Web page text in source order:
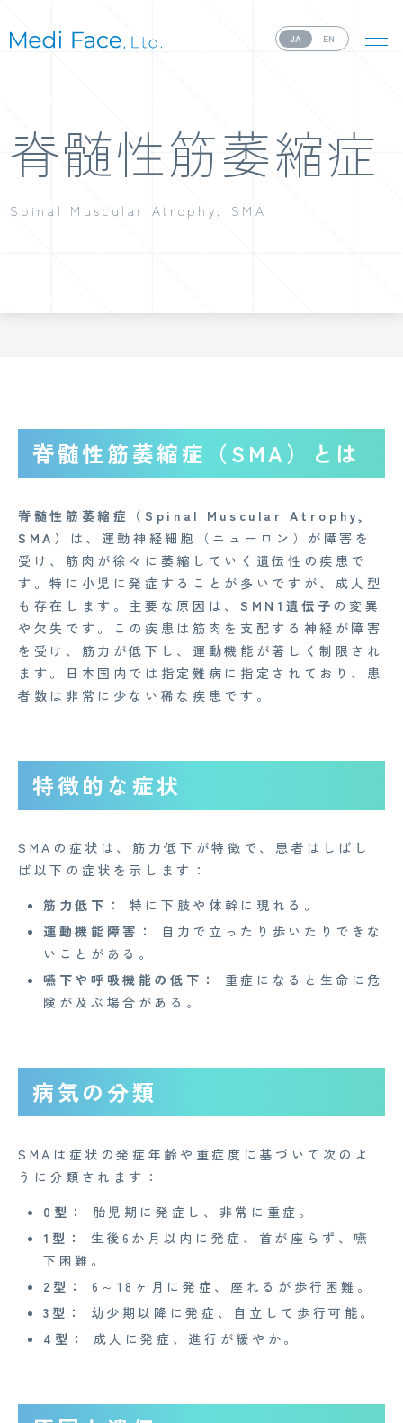
脊髄性筋萎縮症
Spinal Muscular Atrophy, SMA
脊髄性筋萎縮症（SMA）とは
脊髄性筋萎縮症（Spinal Muscular Atrophy,
SMA）
は、運動神経細胞（ニューロン）が障害を
受け、筋肉が徐々に萎縮していく遺伝性の疾患で
す。特に小児に発症することが多いですが、成人型
も存在します。主要な原因は、 SMN1遺伝子 の変異
や欠失です。この疾患は筋肉を支配する神経が障害
を受け、筋力が低下し、運動機能が著しく制限され
ます。日本国内では指定難病に指定されており、患
者数は非常に少ない稀な疾患です。
特徴的な症状
SMAの症状は、筋力低下が特徴で、患者はしばし
ば以下の症状を示します：
筋力低下：
特に下肢や体幹に現れる。
運動機能障害：
自力で立ったり歩いたりできな
いことがある。
嚥下や呼吸機能の低下：
重症になると生命に危
険が及ぶ場合がある。
病気の分類
SMAは症状の発症年齢や重症度に基づいて次のよ
うに分類されます：
0型：
胎児期に発症し、非常に重症。
1型：
生後6か月以内に発症、首が座らず、嚥
下困難。
2型：
6～18ヶ月に発症、座れるが歩行困難。
3型：
幼少期以降に発症、自立して歩行可能。
4型：
成人に発症、進行が緩やか。
JA EN